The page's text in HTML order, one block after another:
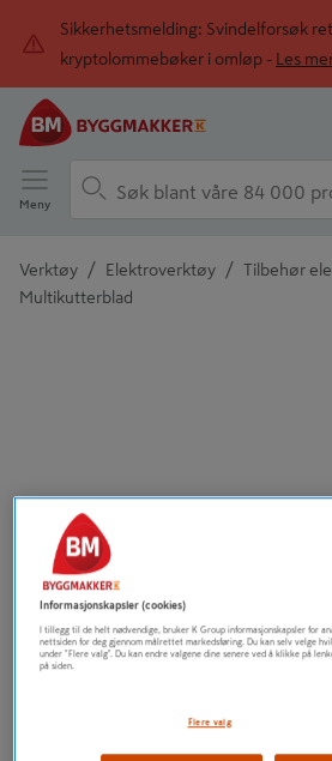
Sikkerhetsmelding: Svindelforsøk
kryptolommebøker i omløp -
Les
Meny
Verktøy / Elektroverktøy / Tilbehør
Multikutterblad
Tidligere
Informasjonskapsler (cookies)
I tillegg til de helt nødvendige, bruker K Group informasjonskapsler for
nettsiden for deg gjennom målrettet markedsføring. Du kan selv velge
under "Flere valg". Du kan endre valgene dine senere ved å klikke på
på siden.
Flere valg